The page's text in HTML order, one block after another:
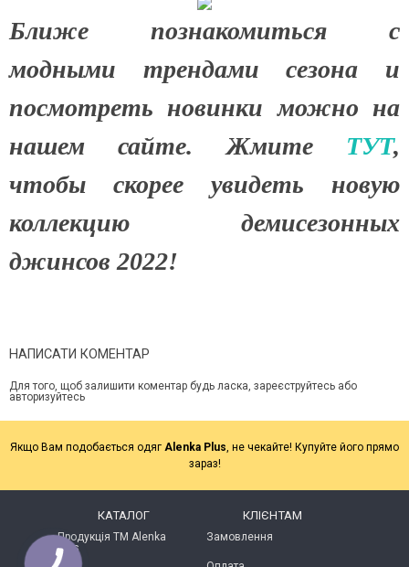
Ближе познакомиться с
модными трендами сезона и
посмотреть новинки можно на
нашем сайте. Жмите ТУТ,
чтобы скорее увидеть новую
коллекцию демисезонных
джинсов 2022!
НАПИСАТИ КОМЕНТАР
Для того, щоб залишити коментар будь ласка, зареєструйтесь або
авторизуйтесь
Якщо Вам подобається одяг Alenka Plus, не чекайте! Купуйте його прямо
зараз!
КАТАЛОГ
Продукція ТМ Alenka
Plus
КЛІЄНТАМ
Замовлення